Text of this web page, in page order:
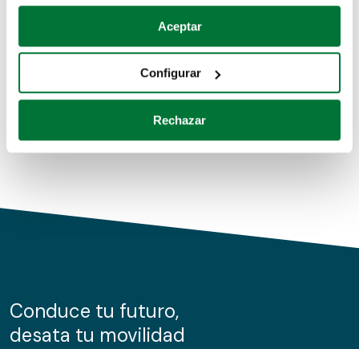
Si lo permite, también quisiéramos:
Recopilar información sobre su ubicación geográfica
Identificar su dispositivo analizándolo activamente
para buscar características específicas (huellas
Obtenga más información sobre cómo se procesan sus
de cookies.
información sobre el uso que haga del sitio web con
nuestros partners de redes sociales, publicidad y análisis
Aceptar
Configurar
Rechazar
Coches de segunda mano
Coches de km0
Conduce tu futuro,
desata tu movilidad